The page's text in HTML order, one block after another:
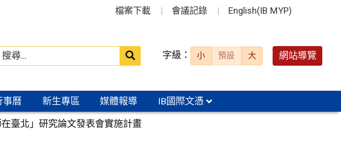
檔案下載 會議記錄 English(IB MYP)
送出 字級： 小 預設 大 網站導覽
事曆 新生專區 媒體報導 IB國際文憑
臺北」研究論文發表會實施計畫